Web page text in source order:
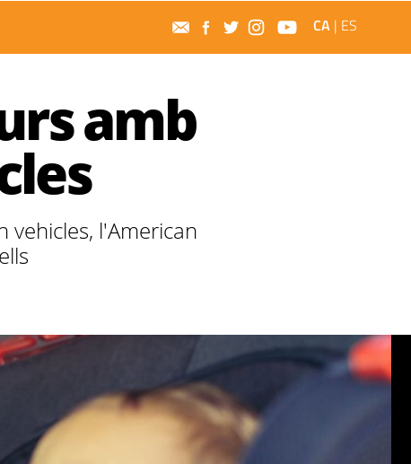
CA | ES
amb
vehicles, l'American